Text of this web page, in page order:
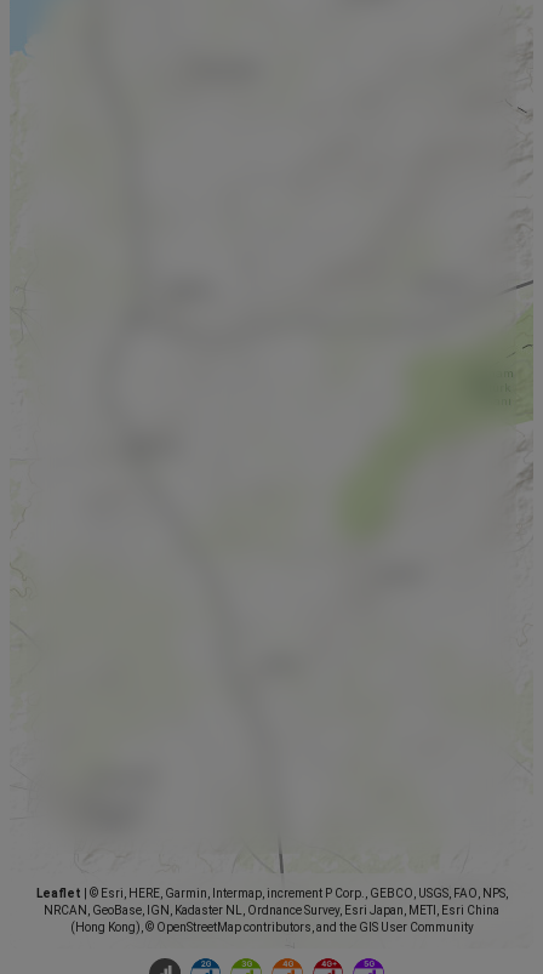
Leaflet
© Esri, HERE, Garmin, Intermap, increment P Corp., GEBCO, USGS, FAO, NPS,
NRCAN, GeoBase, IGN, Kadaster NL, Ordnance Survey, Esri Japan, METI, Esri China
(Hong Kong), © OpenStreetMap contributors, and the GIS User Community